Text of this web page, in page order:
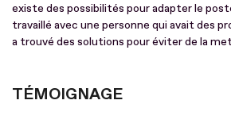
existe des possibilités pour adapter le
travaillé avec une personne qui avait des
a trouvé des solutions pour éviter de la
TÉMOIGNAGE